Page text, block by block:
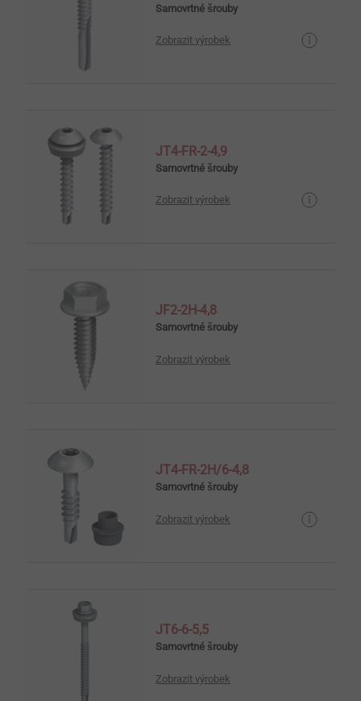
Samovrtné šrouby
Zobrazit výrobek
JT4-FR-2-4,9
Samovrtné šrouby
Zobrazit výrobek
JF2-2H-4,8
Samovrtné šrouby
Zobrazit výrobek
JT4-FR-2H/6-4,8
Samovrtné šrouby
Zobrazit výrobek
JT6-6-5,5
Samovrtné šrouby
Zobrazit výrobek